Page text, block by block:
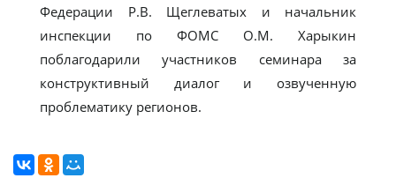
Федерации Р.В. Щеглеватых и начальник
инспекции по ФОМС О.М. Харыкин
поблагодарили участников семинара за
конструктивный диалог и озвученную
проблематику регионов.